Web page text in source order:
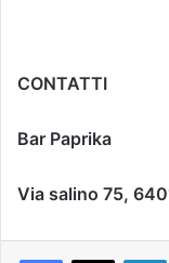
CONTATTI
Bar Paprika
Via salino 75,